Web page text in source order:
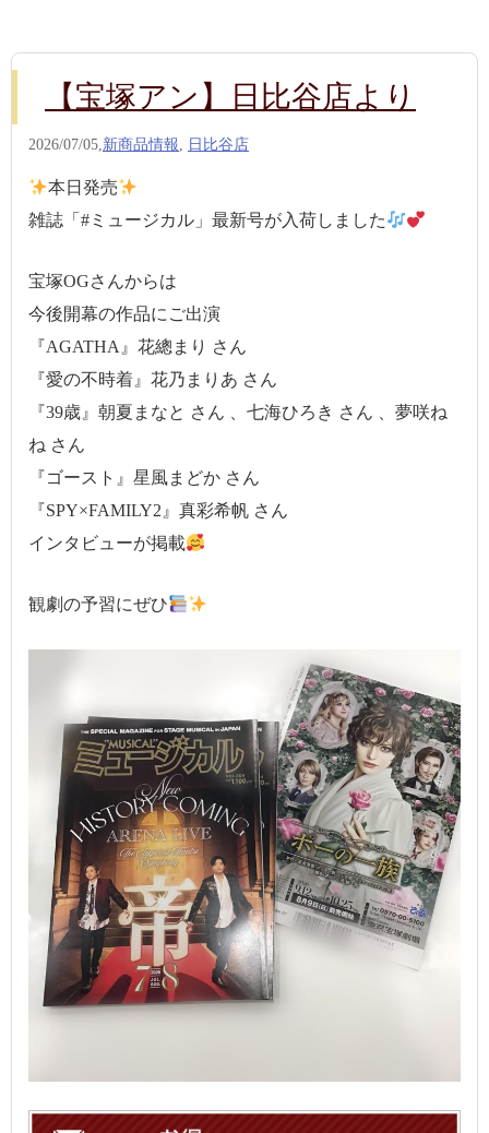
【宝塚アン】日比谷店より
2026/07/05,新商品情報, 日比谷店
本日発売
雑誌「#ミュージカル」最新号が入荷しました
宝塚OGさんからは
今後開幕の作品にご出演
『AGATHA』花總まり さん
『愛の不時着』花乃まりあ さん
『39歳』朝夏まなと さん 、七海ひろき さん 、夢咲ね
ね さん
『ゴースト』星風まどか さん
『SPY×FAMILY2』真彩希帆 さん
インタビューが掲載
観劇の予習にぜひ